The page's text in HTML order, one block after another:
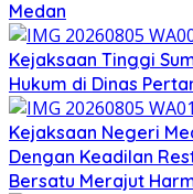
Medan
Kejaksaan Tinggi
Hukum di Dinas
Kejaksaan Negeri
Dengan Keadilan
Bersatu Merajut